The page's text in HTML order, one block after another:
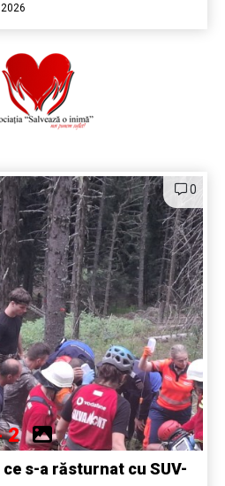
0
- 2
s-a răsturnat cu SUV-